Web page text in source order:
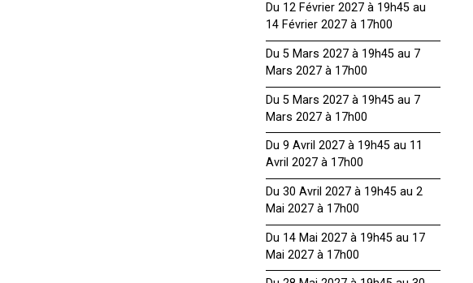
Du 12 Février 2027 à 19h45 au
14 Février 2027 à 17h00
Du 5 Mars 2027 à 19h45 au 7
Mars 2027 à 17h00
Du 5 Mars 2027 à 19h45 au 7
Mars 2027 à 17h00
Du 9 Avril 2027 à 19h45 au 11
Avril 2027 à 17h00
Du 30 Avril 2027 à 19h45 au 2
Mai 2027 à 17h00
Du 14 Mai 2027 à 19h45 au 17
Mai 2027 à 17h00